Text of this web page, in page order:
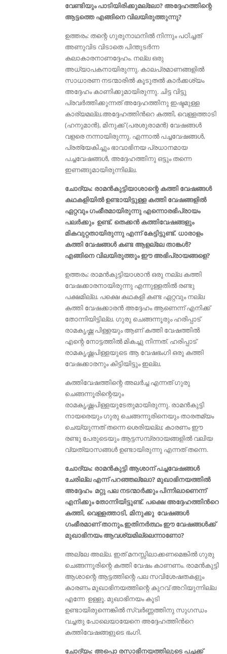
വേണ്ടിയും പാടിയിരിക്കുമല്ലോ? അദ്ദേഹത്തിന്റെ
ആട്ടത്തെ എങ്ങിനെ വിലയിരുത്തുന്നു?
ഉത്തരം: തന്റെ ഗുരുനാഥനിൽ നിന്നും പഠിച്ചത്
അണുവിട വിടാതെ പിന്തുടർന്ന
കലാകാരനാണദ്ദേഹം. നല്ല ഒരു
അധ്യാപകനായിരുന്നു. കാലപ്രമാണങ്ങളിൽ
സാധാരണ നടന്മാരിൽ കൂടുതൽ കാർക്കശ്യം
അദ്ദേഹം കാണിക്കുമായിരുന്നു. ചിട്ട വിട്ടു
പ്രവർത്തിക്കുന്നത്‌ അദ്ദേഹത്തിനു ഇഷ്ടമുള്ള
കാര്യമല്ല.അദ്ദേഹത്തിൻറെ കത്തി, വെള്ളത്താടി
(ഹനുമാൻ), മിനുക്ക്‌ (പരശുരാമൻ) വേഷങ്ങൾ
വളരെ നന്നായിരുന്നു. എന്നാൽ പച്ചവേഷങ്ങൾ,
പ്രത്യേകിച്ചും ഭാവാഭിനയ പ്രധാനമായ
പച്ചവേഷങ്ങൾ, അദ്ദേഹത്തിനു ഒട്ടും തന്നെ
ഇണങ്ങുമായിരുന്നില്ല.
ചോദ്യം: രാമൻകുട്ടിയാശാന്റെ കത്തി വേഷങ്ങൾ
കഥകളിയിൽ ഉണ്ടായിട്ടുള്ള കത്തി വേഷങ്ങളിൽ
ഏറ്റവും ഗംഭീരമായിരുന്നു എന്നൊരഭിപ്രായം
പലർക്കും ഉണ്ട്. തെക്കൻ കത്തിവേഷങ്ങളും
മികവുറ്റതായിരുന്നു എന്ന് കേട്ടിട്ടുണ്ട്. ധാരാളം
കത്തി വേഷങ്ങൾ കണ്ട ആളല്ലേ താങ്കൾ?
എങ്ങിനെ വിലയിരുത്തും ഈ അഭിപ്രായങ്ങളെ?
ഉത്തരം: രാമൻകുട്ടിയാശാൻ ഒരു നല്ല കത്തി
വേഷക്കാരനായിരുന്നു എന്നുള്ളതിൽ രണ്ടു
പക്ഷമില്ല. പക്ഷെ കഥകളി കണ്ട ഏറ്റവും നല്ല
കത്തി വേഷക്കാരൻ അദ്ദേഹം ആണെന്ന് എനിക്ക്
തോന്നിയിട്ടില്ല. ഗുരു ചെങ്ങന്നൂരും ഹരിപ്പാട്
രാമകൃഷ്ണ പിള്ളയും ആണ് കത്തി വേഷത്തിൽ
എന്റെ നോട്ടത്തിൽ മികച്ചു നിന്നത്. ഹരിപ്പാട്
രാമകൃഷ്ണപിള്ളയുടെ ആ വേഷഭംഗി ഒരു കത്തി
വേഷക്കാരനും കിട്ടിയിട്ടും ഇല്ല.
കത്തിവേഷത്തിന്റെ അലർച്ച എന്നത് ഗുരു
ചെങ്ങന്നൂരിന്റെയും
രാമകൃഷ്ണപിള്ളയുടേതുമായിരുന്നു. രാമൻകുട്ടി
നായരെയും ഗുരു ചെങ്ങന്നൂരിനെയും താരതമ്യം
ചെയ്യുന്നത് തന്നെ ശെരിയല്ല; കാരണം ഈ
രണ്ടു പേരുടെയും ആട്ടസമ്പ്രദായങ്ങളിൽ വലിയ
വ്യത്യാസങ്ങൾ ഉണ്ടായിരുന്നു എന്നത് തന്നെ.
ചോദ്യം: രാമൻകുട്ടി ആശാന് പച്ചവേഷങ്ങൾ
ചേരില്ല എന്ന് പറഞ്ഞല്ലോ? മുഖാഭിനയത്തിൽ
അദ്ദേഹം മറ്റു പല നടന്മാർക്കും പിന്നിലാണെന്ന്
എനിക്കും തോന്നിയിട്ടുണ്ട്. പക്ഷെ അദ്ദേഹത്തിൻറെ
കത്തി, വെള്ളത്താടി, മിനുക്കു വേഷങ്ങൾ
ഗംഭീരമാണ് താനും.ഇതിനർത്ഥം ഈ വേഷങ്ങൾക്ക്
മുഖാഭിനയം ആവശ്യമില്ലെന്നാണോ?
അല്ലേ അല്ല. ഇത് മനസ്സിലാക്കണമെങ്കിൽ ഗുരു
ചെങ്ങന്നൂരിന്റെ കത്തി വേഷം കാണണം. രാമൻകുട്ടി
ആശാന്റെ ആട്ടത്തിന്റെ പല സവിശേഷതകളും
കാരണം മുഖാഭിനയത്തിന്റെ കുറവ് അറിയുന്നില്ല
എന്നേ ഉള്ളൂ. മുഖാഭിനയം കൂടി
ഉണ്ടായിരുന്നെങ്കിൽ സ്വർണ്ണത്തിനു സുഗന്ധം
വച്ചതു പോലെയായേനെ അദ്ദേഹത്തിൻറെ
കത്തിവേഷങ്ങളുടെ ഭംഗി.
ചോദ്യം: അപ്പൊ രസാഭിനയത്തിലൂടെ പച്ചക്ക്